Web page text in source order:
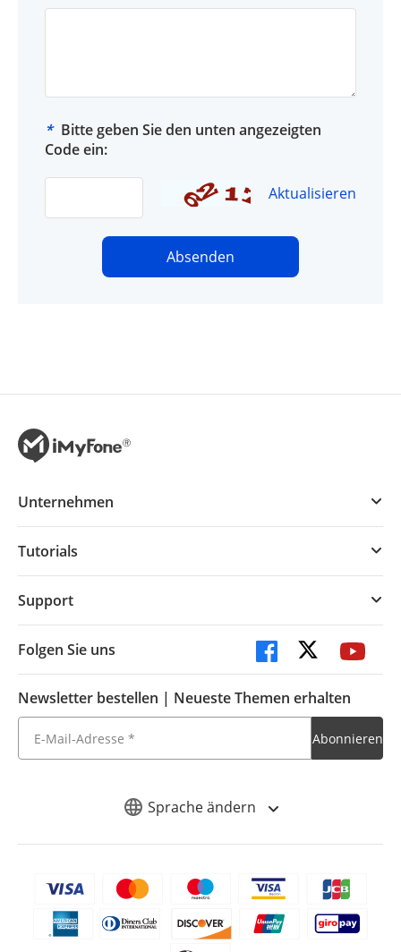
* Bitte geben Sie den unten angezeigten
Code ein:
Aktualisieren
Absenden
Sprache ändern
Unternehmen
Tutorials
Support
Folgen Sie uns
Newsletter bestellen | Neueste Themen erhalten